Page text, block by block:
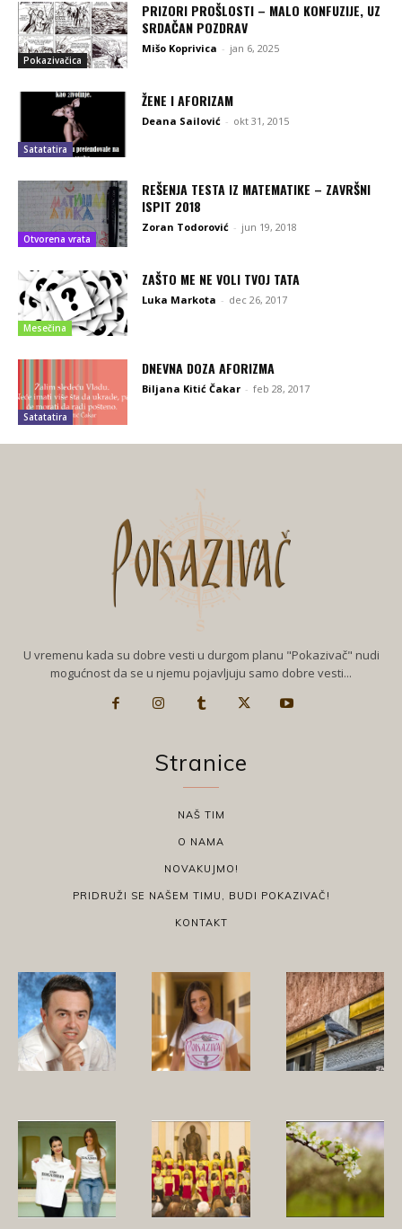
Pokazivačica
PRIZORI PROŠLOSTI – MALO KONFUZIJE, UZ
SRDAČAN POZDRAV
Mišo Koprivica - jan 6, 2025
Satatatira
ŽENE I AFORIZAM
Deana Sailović - okt 31, 2015
Otvorena vrata
REŠENJA TESTA IZ MATEMATIKE – ZAVRŠNI
ISPIT 2018
Zoran Todorović - jun 19, 2018
Mesečina
ZAŠTO ME NE VOLI TVOJ TATA
Luka Markota - dec 26, 2017
Satatatira
DNEVNA DOZA AFORIZMA
Biljana Kitić Čakar - feb 28, 2017
U vremenu kada su dobre vesti u durgom planu "Pokazivač" nudi
mogućnost da se u njemu pojavljuju samo dobre vesti...
Stranice
NAŠ TIM
O NAMA
NOVAKUJMO!
PRIDRUŽI SE NAŠEM TIMU, BUDI POKAZIVAČ!
KONTAKT